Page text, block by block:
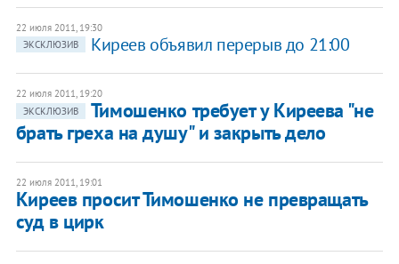
22 июля 2011, 19:30
ЭКСКЛЮЗИВ
Киреев объявил перерыв до 21:00
22 июля 2011, 19:20
ЭКСКЛЮЗИВ
Тимошенко требует у Киреева "не
брать греха на душу" и закрыть дело
22 июля 2011, 19:01
Киреев просит Тимошенко не превращать
суд в цирк